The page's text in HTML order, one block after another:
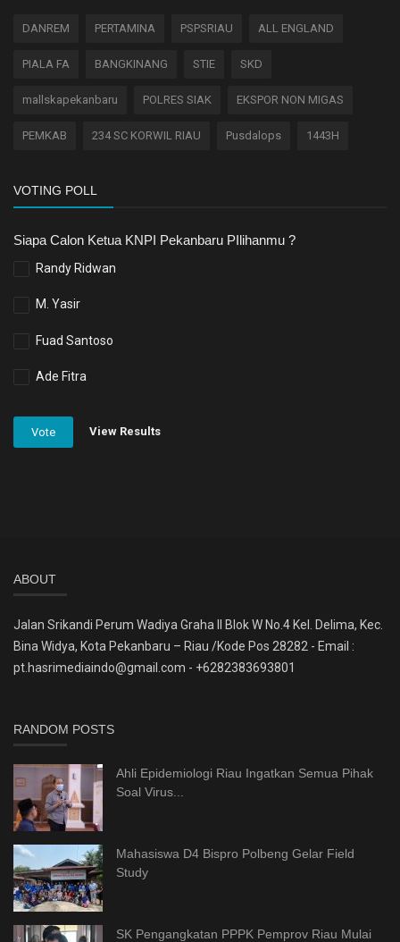
DANREM PERTAMINA PSPSRIAU ALL ENGLAND
PIALA FA BANGKINANG STIE SKD
mallskapekanbaru POLRES SIAK EKSPOR NON MIGAS
PEMKAB 234 SC KORWIL RIAU Pusdalops 1443H
VOTING POLL
Siapa Calon Ketua KNPI Pekanbaru PIlihanmu ?
Randy Ridwan
M. Yasir
Fuad Santoso
Ade Fitra
Vote View Results
ABOUT
Jalan Srikandi Perum Wadiya Graha II Blok W No.4 Kel. Delima, Kec.
Bina Widya, Kota Pekanbaru – Riau /Kode Pos 28282 - Email :
pt.hasrimediaindo@gmail.com - +6282383693801
RANDOM POSTS
Ahli Epidemiologi Riau Ingatkan Semua Pihak
Soal Virus...
Mahasiswa D4 Bispro Polbeng Gelar Field
Study
SK Pengangkatan PPPK Pemprov Riau Mulai